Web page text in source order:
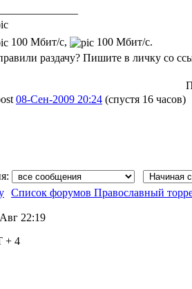
100 Мбит/с,
100 Мбит/с.
раздачу? Пишите в личку со
08-Сен-2009 20:24 (спустя 16 часов)
Список форумов Православный
22:19
+ 4